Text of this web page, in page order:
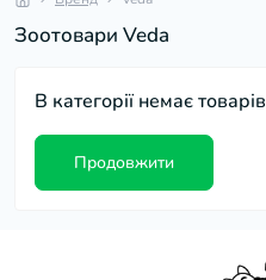
Зоотовари Veda
В категорії немає товарів
Продовжити